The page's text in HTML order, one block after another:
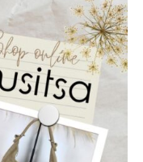
κιθάρα
στα lead vocals.
ροκ
του 2025, με έδρα
τη